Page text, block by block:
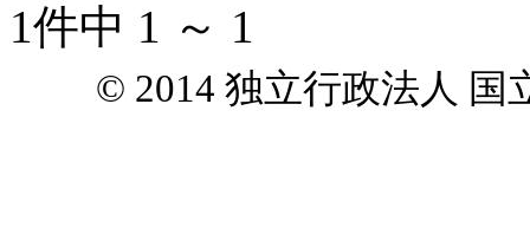
1件中 1 ～ 1
© 2014 独立行政法人 国